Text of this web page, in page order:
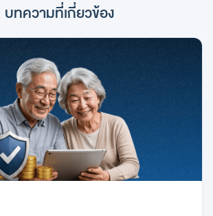
บทความที่เกี่ยวข้อง